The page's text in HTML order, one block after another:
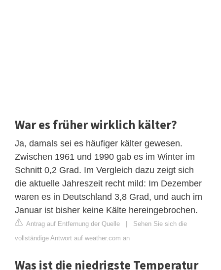
War es früher wirklich kälter?
Ja, damals sei es häufiger kälter gewesen.
Zwischen 1961 und 1990 gab es im Winter im
Schnitt 0,2 Grad. Im Vergleich dazu zeigt sich
die aktuelle Jahreszeit recht mild: Im Dezember
waren es in Deutschland 3,8 Grad, und auch im
Januar ist bisher keine Kälte hereingebrochen.
Antrag auf Entfernung der Quelle | Sehen Sie sich die
vollständige Antwort auf weather.com an
Was ist die niedrigste Temperatur